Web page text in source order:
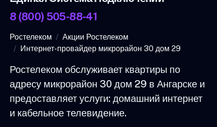
8 (800) 505-88-41
Ростелеком
Акции Ростелеком
Интернет-провайдер микрорайон 30 дом 29
Ростелеком обслуживает квартиры по
адресу микрорайон 30 дом 29 в Ангарске и
предоставляет услуги: домашний интернет
и кабельное телевидение.